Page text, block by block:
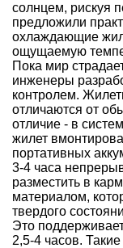
солнцем, рискуя
предложили
охлаждающие
ощущаемую
Пока мир
инженеры
контролем.
отличаются от
отличие - в
жилет
портативных
3-4 часа
разместить в
материалом,
твердого
Это
2,5-4 часов.